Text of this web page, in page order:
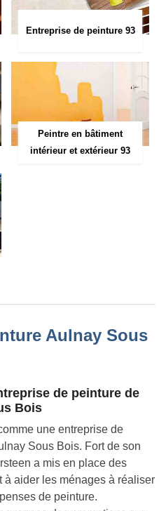
Entreprise de peinture 93
Peintre en bâtiment
intérieur et extérieur 93
Aulnay Sous
de peinture de
Bois
une entreprise de
Sous Bois. Fort de son
a mis en place des
à aider les ménages à réaliser
de peinture.